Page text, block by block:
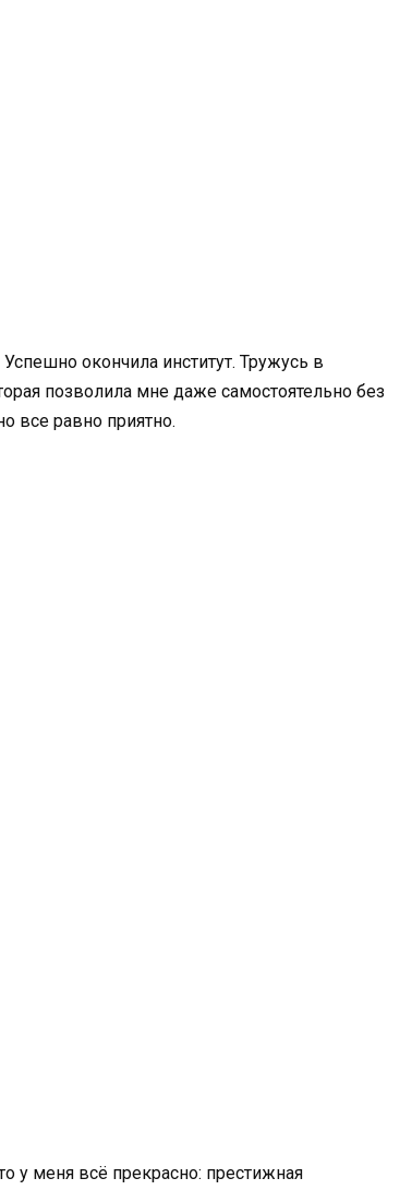
окончила институт. Тружусь в
позволила мне даже самостоятельно без
все равно приятно.
у меня всё прекрасно: престижная